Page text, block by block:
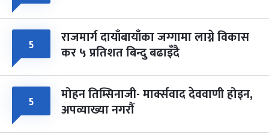
५ राजमार्ग दायाँबायाँका जग्गामा लाग्ने विकास
कर ५ प्रतिशत बिन्दु बढाइँदै
५ मोहन तिम्सिनाजी- मार्क्सवाद देववाणी होइन,
अपव्याख्या नगरौं